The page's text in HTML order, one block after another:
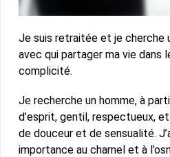
Je suis retraitée et je cherche
avec qui partager ma vie
complicité.
Je recherche un homme, à
d’esprit, gentil, respectueux,
de douceur et de sensualité.
importance au charnel et à